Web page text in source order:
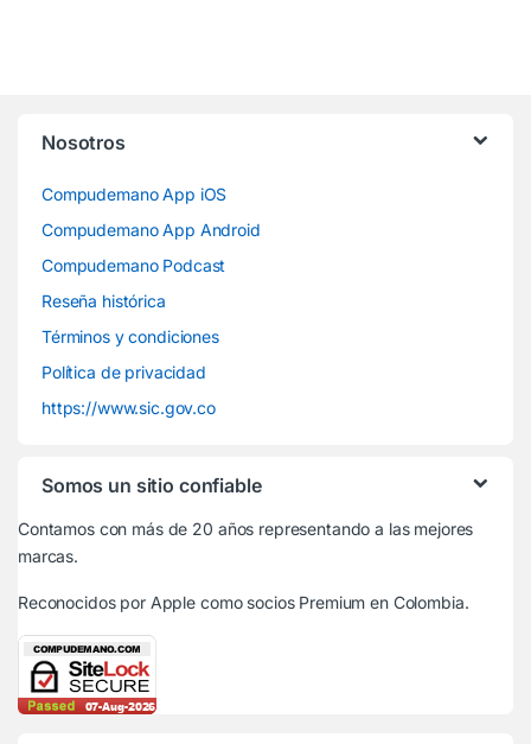
Nosotros
Compudemano App iOS
Compudemano App Android
Compudemano Podcast
Reseña histórica
Términos y condiciones
Política de privacidad
https://www.sic.gov.co
Somos un sitio confiable
Contamos con más de 20 años representando a las mejores
marcas.
Reconocidos por Apple como socios Premium en Colombia.